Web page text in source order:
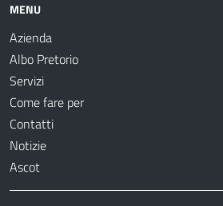
MENU
Azienda
Albo Pretorio
Servizi
Come fare per
Contatti
Notizie
Ascot